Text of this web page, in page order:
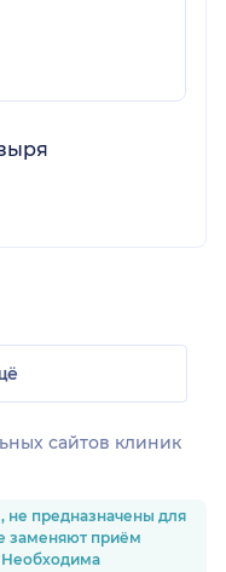
сайтов клиник
не предназначены для
заменяют приём
Необходима